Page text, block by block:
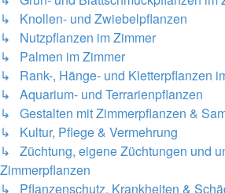
↳ Knollen- und Zwiebelpflanzen
↳ Nutzpflanzen im Zimmer
↳ Palmen im Zimmer
↳ Rank-, Hänge- und Kletterpflanzen
↳ Aquarium- und Terrarienpflanzen
↳ Gestalten mit Zimmerpflanzen &
↳ Kultur, Pflege & Vermehrung
↳ Züchtung, eigene Züchtungen und
Zimmerpflanzen
↳ Pflanzenschutz, Krankheiten &